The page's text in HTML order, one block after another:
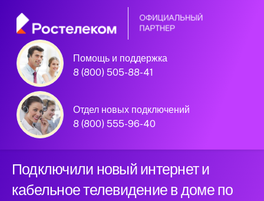
Помощь и поддержка
8 (800) 505-88-41
Отдел новых подключений
8 (800) 555-96-40
Омск, 14 Военный Городок дом 84
Официальный
партнер Ростелеком
Подключили новый интернет и
кабельное телевидение в доме по